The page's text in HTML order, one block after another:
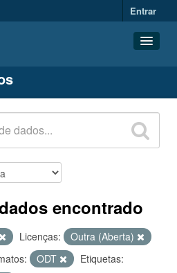
Entrar
encontrado
Licenças:
Outra (Aberta)
ODT
Etiquetas: